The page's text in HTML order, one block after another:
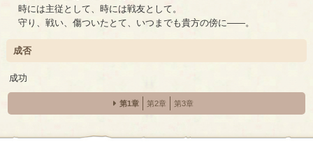
時には主従として、時には戦友として。
守り、戦い、傷ついたとて、いつまでも貴方の傍に――。
成否
成功
第1章 第2章 第3章